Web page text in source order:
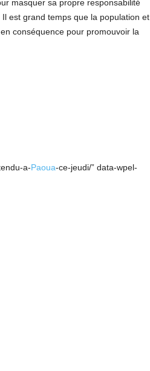
masquer sa propre responsabilité
est grand temps que la population et
conséquence pour promouvoir la
a-Paoua-ce-jeudi/” data-wpel-